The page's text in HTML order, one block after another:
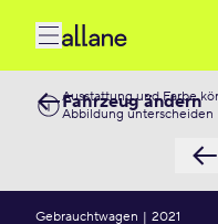
Ausstattung und Farbe
Abbildung unterscheiden
Fahrzeug ändern
Gebrauchtwagen | 2021